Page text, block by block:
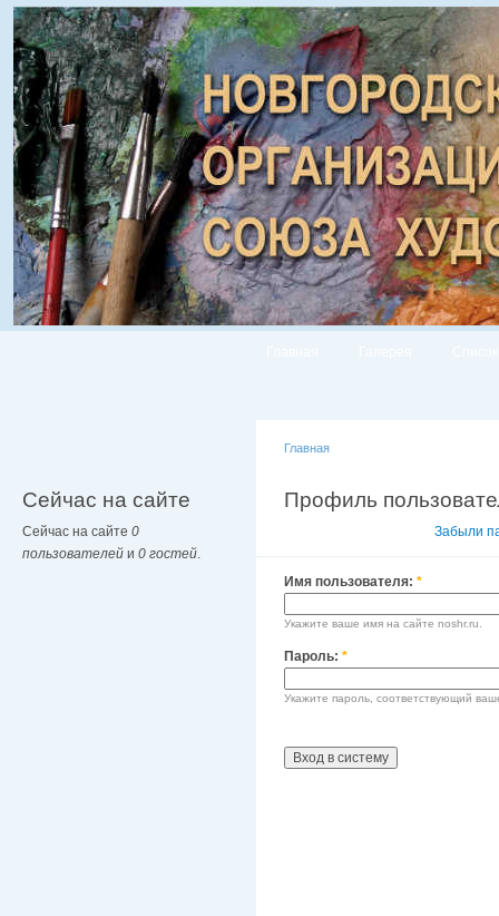
Сейчас на сайте
Сейчас на сайте 0
пользователей и 0 гостей.
Главная
Профиль
Забыли
Имя пользователя: *
Укажите ваше имя на сайте noshr.ru.
Пароль: *
Укажите пароль, соответствующий